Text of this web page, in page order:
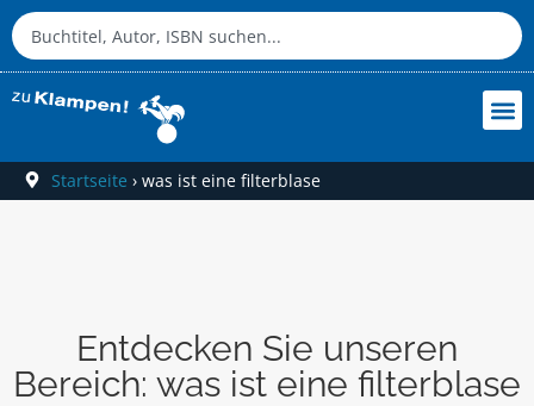
Startseite › was ist eine filterblase
Entdecken Sie unseren
Bereich: was ist eine filterblase